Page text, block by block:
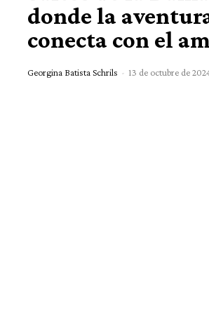
donde la
conecta con el
Georgina Batista Schrils - 13 de octubre de